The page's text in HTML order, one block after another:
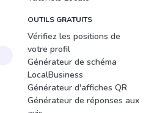
OUTILS GRATUITS
Vérifiez les positions de
votre profil
Générateur de schéma
LocalBusiness
Générateur d'affiches QR
Générateur de réponses aux